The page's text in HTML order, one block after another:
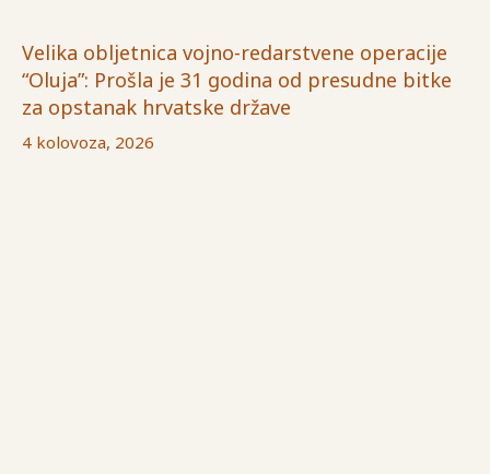
Velika obljetnica vojno-redarstvene operacije
“Oluja”: Prošla je 31 godina od presudne bitke
za opstanak hrvatske države
4 kolovoza, 2026